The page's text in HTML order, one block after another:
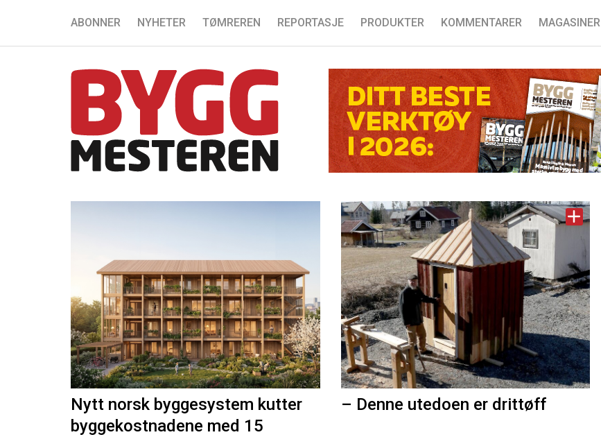
ABONNER NYHETER TØMREREN REPORTASJE PRODUKTER KOMMENTARER MAGASINER
Nytt norsk byggesystem kutter
byggekostnadene med 15
– Denne utedoen er drittøff